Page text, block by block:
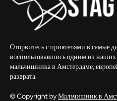
Оторвитесь с приятелями в самые
воспользовавшись одним из наших
мальчишника в Амстердаме,
разврата.
© Copyright byМальчишник в